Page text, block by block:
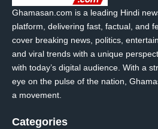
Ghamasan.com is a leading Hindi
platform, delivering fast, factual, and
cover breaking news, politics,
and viral trends with a unique
with today’s digital audience. With a
eye on the pulse of the nation,
a movement.
Categories